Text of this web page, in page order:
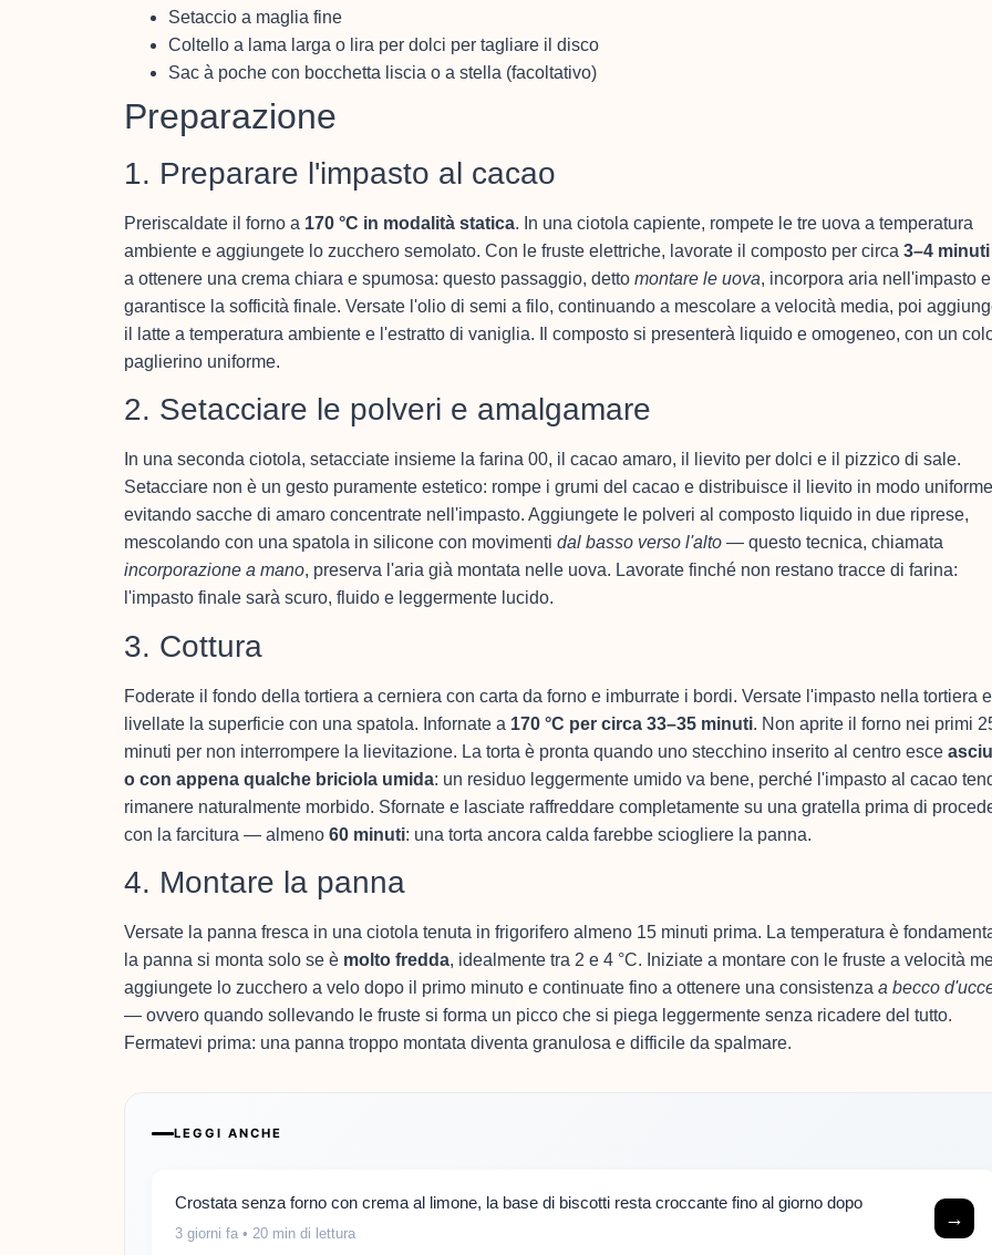
Setaccio a maglia fine
Coltello a lama larga o lira per dolci per tagliare il disco
Sac à poche con bocchetta liscia o a stella (facoltativo)
Preparazione
1. Preparare l'impasto al cacao
Preriscaldate il forno a 170 °C in modalità statica. In una ciotola capiente, rompete le tre uova a temperatura
ambiente e aggiungete lo zucchero semolato. Con le fruste elettriche, lavorate il composto per circa 3–4 minuti
a ottenere una crema chiara e spumosa: questo passaggio, detto montare le uova, incorpora aria nell'impasto e
garantisce la sofficità finale. Versate l'olio di semi a filo, continuando a mescolare a velocità media, poi
il latte a temperatura ambiente e l'estratto di vaniglia. Il composto si presenterà liquido e omogeneo, con un
paglierino uniforme.
2. Setacciare le polveri e amalgamare
In una seconda ciotola, setacciate insieme la farina 00, il cacao amaro, il lievito per dolci e il pizzico di sale.
Setacciare non è un gesto puramente estetico: rompe i grumi del cacao e distribuisce il lievito in modo
evitando sacche di amaro concentrate nell'impasto. Aggiungete le polveri al composto liquido in due riprese,
mescolando con una spatola in silicone con movimenti dal basso verso l'alto — questo tecnica, chiamata
incorporazione a mano, preserva l'aria già montata nelle uova. Lavorate finché non restano tracce di farina:
l'impasto finale sarà scuro, fluido e leggermente lucido.
3. Cottura
Foderate il fondo della tortiera a cerniera con carta da forno e imburrate i bordi. Versate l'impasto nella tortiera e
livellate la superficie con una spatola. Infornate a 170 °C per circa 33–35 minuti. Non aprite il forno nei primi
minuti per non interrompere la lievitazione. La torta è pronta quando uno stecchino inserito al centro esce
o con appena qualche briciola umida: un residuo leggermente umido va bene, perché l'impasto al cacao
rimanere naturalmente morbido. Sfornate e lasciate raffreddare completamente su una gratella prima di
con la farcitura — almeno 60 minuti: una torta ancora calda farebbe sciogliere la panna.
4. Montare la panna
Versate la panna fresca in una ciotola tenuta in frigorifero almeno 15 minuti prima. La temperatura è
la panna si monta solo se è molto fredda, idealmente tra 2 e 4 °C. Iniziate a montare con le fruste a velocità
aggiungete lo zucchero a velo dopo il primo minuto e continuate fino a ottenere una consistenza a becco
— ovvero quando sollevando le fruste si forma un picco che si piega leggermente senza ricadere del tutto.
Fermatevi prima: una panna troppo montata diventa granulosa e difficile da spalmare.
LEGGI ANCHE
Crostata senza forno con crema al limone, la base di biscotti resta croccante fino al giorno dopo
3 giorni fa • 20 min di lettura
→